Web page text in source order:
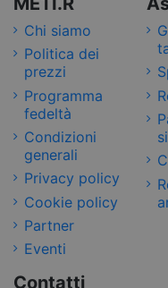
Chi siamo
Politica dei
prezzi
Programma
fedeltà
Condizioni
generali
Privacy policy
Cookie policy
Partner
Eventi
Contatti